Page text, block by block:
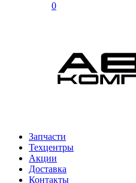
0
Запчасти
Техцентры
Акции
Доставка
Контакты